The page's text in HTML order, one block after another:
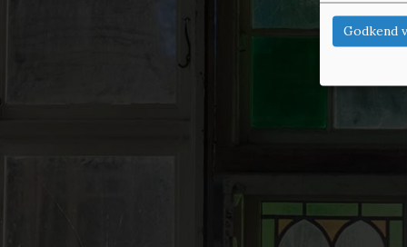
Godkend